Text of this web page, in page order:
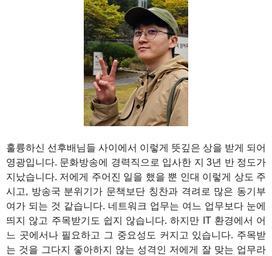
훌륭하신 선후배님들 사이에서 이렇게 뜻깊은 상을 받게 되어
영광입니다. 문화방송에 경력직으로 입사한 지 3년 반 정도가
지났습니다. 저에게 주어진 일을 했을 뿐 인대 이렇게 상도 주
시고, 방송국 분위기가 문책보단 칭찬과 격려로 많은 동기부
여가 되는 것 같습니다. 네트워크 업무는 여느 업무보다 눈에
띄지 않고 주목받기도 쉽지 않습니다. 하지만 IT 환경에서 어
느 곳에서나 필요하고 그 중요성도 커지고 있습니다. 주목받
는 것을 그다지 좋아하지 않는 성격인 저에게 잘 맞는 업무라